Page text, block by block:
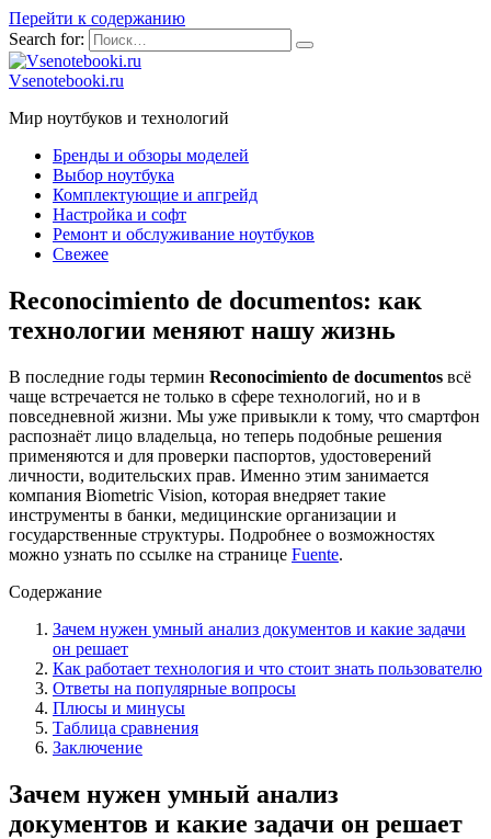
Перейти к содержанию
Search for:
Vsenotebooki.ru
Мир ноутбуков и технологий
Бренды и обзоры моделей
Выбор ноутбука
Комплектующие и апгрейд
Настройка и софт
Ремонт и обслуживание ноутбуков
Свежее
Reconocimiento de documentos: как
технологии меняют нашу жизнь
В последние годы термин Reconocimiento de documentos всё
чаще встречается не только в сфере технологий, но и в
повседневной жизни. Мы уже привыкли к тому, что смартфон
распознаёт лицо владельца, но теперь подобные решения
применяются и для проверки паспортов, удостоверений
личности, водительских прав. Именно этим занимается
компания Biometric Vision, которая внедряет такие
инструменты в банки, медицинские организации и
государственные структуры. Подробнее о возможностях
можно узнать по ссылке на странице Fuente.
Содержание
Зачем нужен умный анализ документов и какие задачи
он решает
Как работает технология и что стоит знать пользователю
Ответы на популярные вопросы
Плюсы и минусы
Таблица сравнения
Заключение
Зачем нужен умный анализ
документов и какие задачи он решает